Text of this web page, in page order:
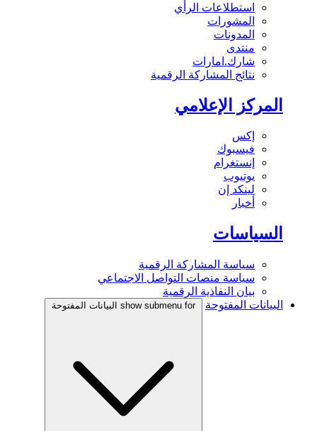
استطلاعات الرأي
المشورات
المدونات
منتدى
شارك.امارات
نتائج المشاركة الرقمية
المركز الإعلامي
إكس
فيسبوك
إنستغرام
يوتيوب
لينكد إن
أخبار
السياسات
سياسة المشاركة الرقمية
سياسة منصات التواصل الاجتماعي
بيان النفاذية الرقمية
البيانات المفتوحة
show submenu for البيانات المفتوحة